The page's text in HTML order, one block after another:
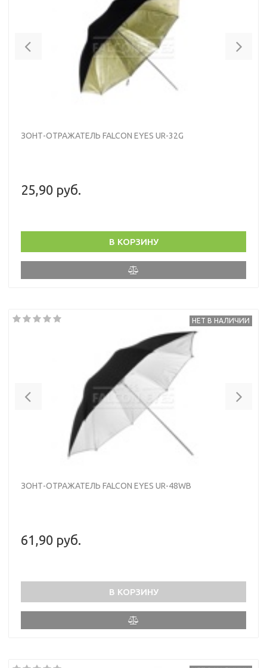
ЗОНТ-ОТРАЖАТЕЛЬ FALCON EYES UR-32G
25,90 руб.
В КОРЗИНУ
НЕТ В НАЛИЧИИ
ЗОНТ-ОТРАЖАТЕЛЬ FALCON EYES UR-48WB
61,90 руб.
В КОРЗИНУ